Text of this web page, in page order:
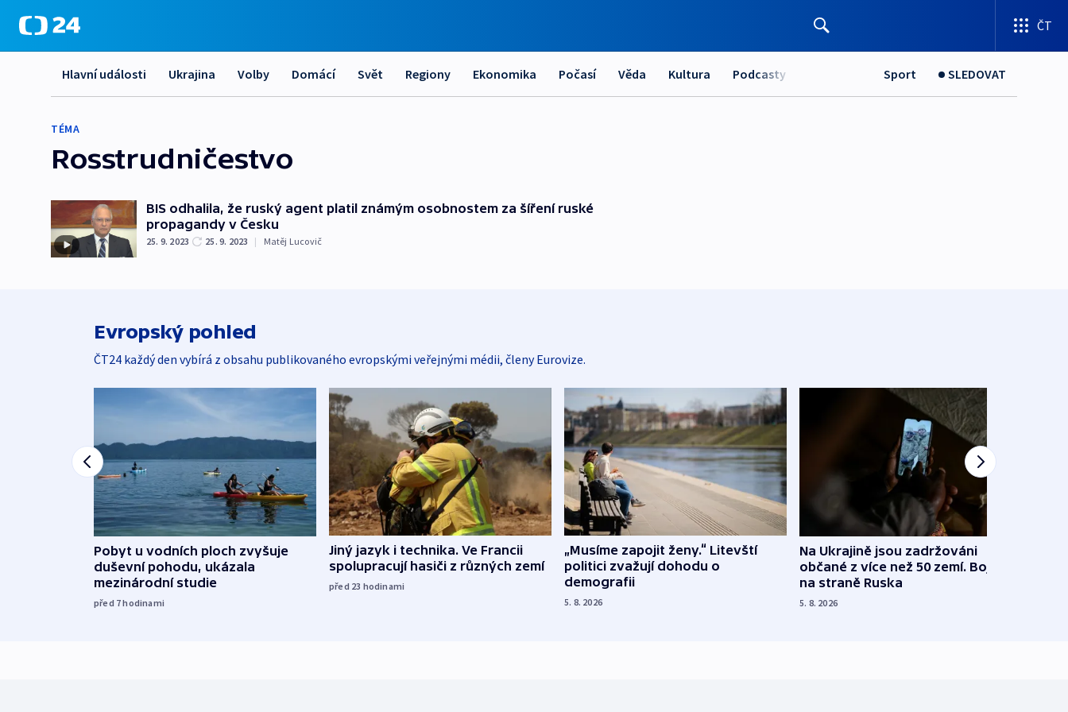
ČT
Hlavní události Ukrajina Volby Domácí Svět Regiony Ekonomika Počasí Věda Kultura Podcasty Sport SLEDOVAT
TÉMA
Rosstrudničestvo
BIS odhalila, že ruský agent platil známým osobnostem za šíření ruské
propagandy v Česku
25. 9. 2023 25. 9. 2023 | Matěj Lucovič
Evropský pohled
ČT24 každý den vybírá z obsahu publikovaného evropskými veřejnými médii, členy Eurovize.
Pobyt u vodních ploch zvyšuje
duševní pohodu, ukázala
mezinárodní studie
před 7hodinami
Jiný jazyk i technika. Ve Francii
spolupracují hasiči z různých zemí
před 23 hodinami
„Musíme zapojit ženy.“ Litevští
politici zvažují dohodu o
demografii
5. 8. 2026
Na Ukrajině jsou zadržováni
občané z více než 50 zemí. Bojovali
na straně Ruska
5. 8. 2026